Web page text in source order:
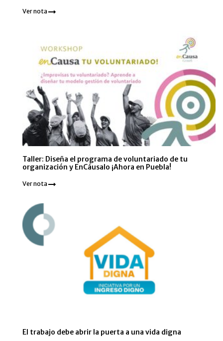
Ver nota
Taller: Diseña el programa de voluntariado de tu
organización y EnCáusalo ¡Ahora en Puebla!
Ver nota
El trabajo debe abrir la puerta a una vida digna